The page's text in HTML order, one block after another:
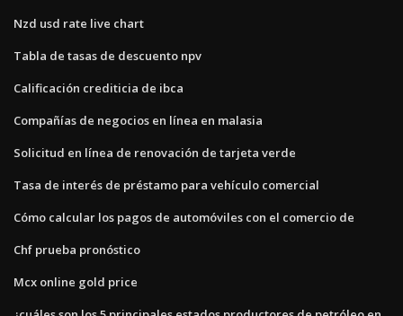
Nzd usd rate live chart
Tabla de tasas de descuento npv
Calificación crediticia de ibca
Compañías de negocios en línea en malasia
Solicitud en línea de renovación de tarjeta verde
Tasa de interés de préstamo para vehículo comercial
Cómo calcular los pagos de automóviles con el comercio de
Chf prueba pronóstico
Mcx online gold price